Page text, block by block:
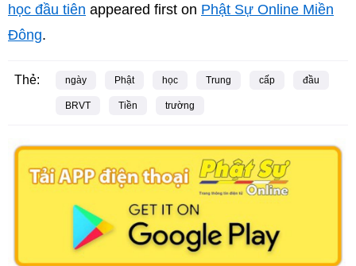
học đầu tiên appeared first on Phật Sự Online Miền
Đông.
Thẻ: ngày Phật học Trung cấp đầu
BRVT Tiền trường